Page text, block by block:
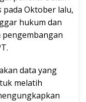
pada Oktober lalu,
hukum dan
pengembangan
data yang
melatih